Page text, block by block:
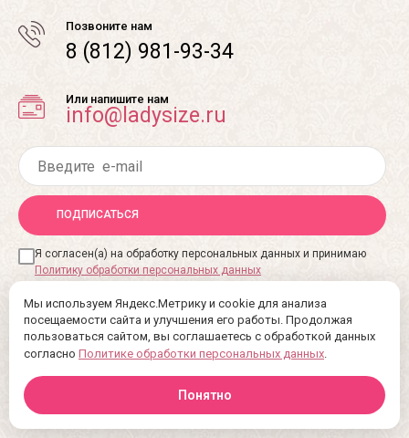
Позвоните нам
8 (812) 981-93-34
Или напишите нам
info@ladysize.ru
ПОДПИСАТЬСЯ
Я согласен(а) на обработку персональных данных и принимаю
Политику обработки персональных данных
Мы используем Яндекс.Метрику и cookie для анализа
посещаемости сайта и улучшения его работы. Продолжая
пользоваться сайтом, вы соглашаетесь с обработкой данных
согласно Политике обработки персональных данных.
Понятно